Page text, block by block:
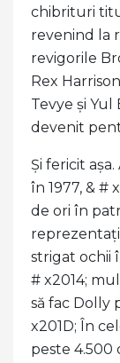
chibrituri
revenind la
revigorile
Rex
Tevye și Yul
devenit
Și fericit
în 1977, & #
de ori în
strigat ochii
# x2014;
să fac Dolly
x201D; În
peste 4.500